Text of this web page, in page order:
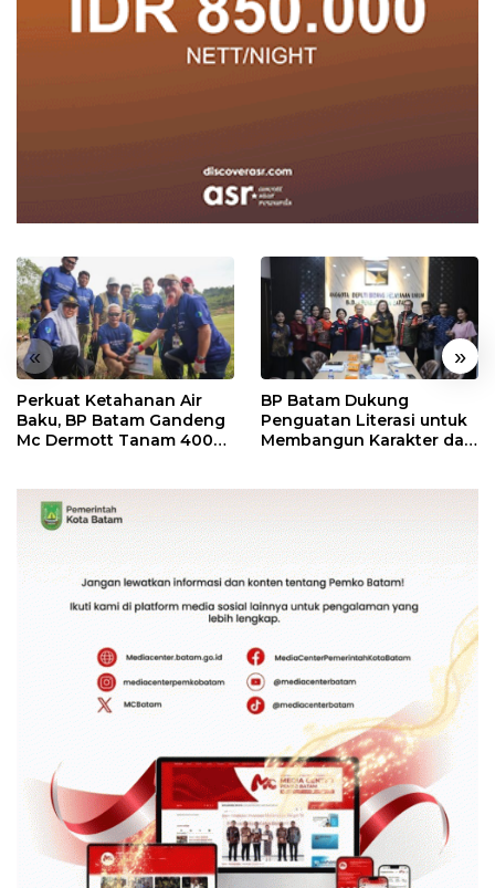
« »
Perkuat Ketahanan Air
Baku, BP Batam Gandeng
Mc Dermott Tanam 400
BP Batam Dukung
Penguatan Literasi untuk
Membangun Karakter dan